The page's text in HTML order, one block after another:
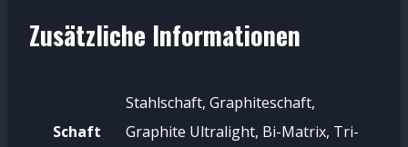
Zusätzliche Informationen
Schaft
Stahlschaft, Graphiteschaft,
Graphite Ultralight, Bi-Matrix, Tri-